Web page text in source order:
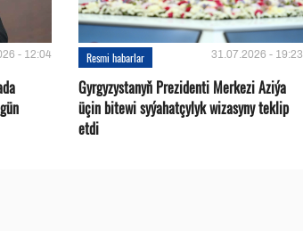
- 12:04 Resmi habarlar 31.07.2026 - 19:23
Gyrgyzystanyň Prezidenti Merkezi Aziýa
üçin bitewi syýahatçylyk wizasyny teklip
etdi